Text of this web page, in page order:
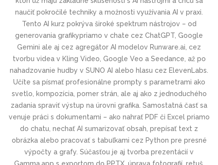
naučiť pokročilé techniky a možnosti využívania AI v praxi.
Tento AI kurz pokrýva široké spektrum nástrojov – od
generovania grafikypriamo v chate cez ChatGPT, Google
Gemini ale aj cez agregátor AI modelov Runware.ai, cez
tvorbu videa v Kling Video, Google Veo a Seedance, až po
nahadzovanie hudby v SUNO AI alebo hlasu cez ElevenLabs.
Učíte sa písmať profesionálne prompty s parametrami ako
svetlo, kompozícia, pomer strán, ale aj ako z jednoduchého
zadania spraviť výstup na úrovni grafika. Samostatná časť sa
venuje práci s dokumentami – ako nahrať PDF či Excel priamo
do chatu, nechať AI sumarizovať obsah, prepísať text z
obrázka alebo pracovať s tabuľkami cez Python pre presné
výpočty a grafy. Súčasťou je aj tvorba prezentácií v